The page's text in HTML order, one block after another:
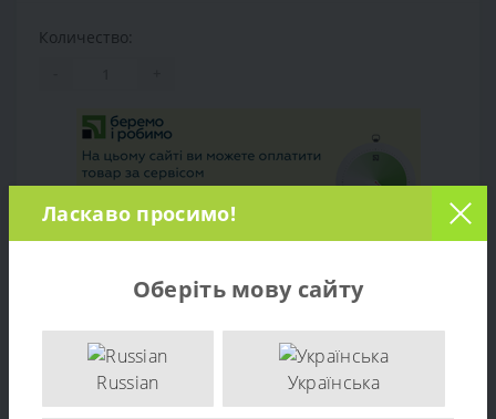
Количество:
Обзор товара
Отзывов (0)
Ласкаво просимо!
Оберіть мову сайту
Russian Українська